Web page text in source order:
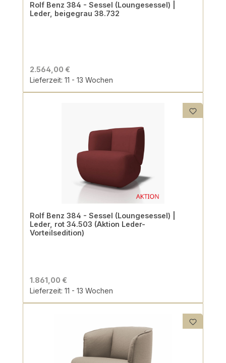
Rolf Benz 384 - Sessel (Loungesessel) |
Leder, beigegrau 38.732
2.564,00 €
Lieferzeit: 11 - 13 Wochen
Rolf Benz 384 - Sessel (Loungesessel) |
Leder, rot 34.503 (Aktion Leder-
Vorteilsedition)
1.861,00 €
Lieferzeit: 11 - 13 Wochen